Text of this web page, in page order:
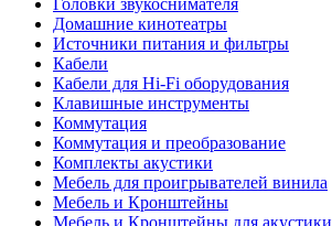
Головки звукоснимателя
Домашние кинотеатры
Источники питания и фильтры
Кабели
Кабели для Hi-Fi оборудования
Клавишные инструменты
Коммутация
Коммутация и преобразование
Комплекты акустики
Мебель для проигрывателей винила
Мебель и Кронштейны
Мебель и Кронштейны для акустики